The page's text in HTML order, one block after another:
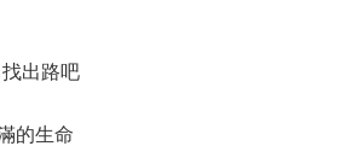
出路吧
的生命